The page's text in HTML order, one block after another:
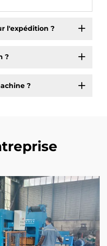
l'expédition ?
?
?